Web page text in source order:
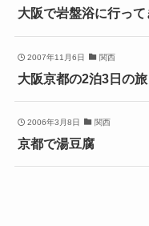
大阪で岩盤浴に行っ
2007年11月6日 関西
大阪京都の2泊3日の旅
2006年3月8日 関西
京都で湯豆腐